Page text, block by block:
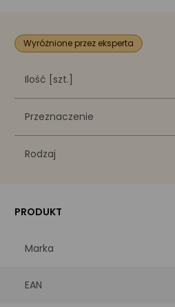
Wyróżnione przez eksperta
Ilość [szt.]
Przeznaczenie
Rodzaj
PRODUKT
Marka
EAN